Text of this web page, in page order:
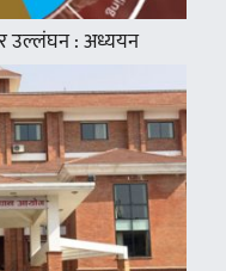
उल्लंघन : अध्ययन